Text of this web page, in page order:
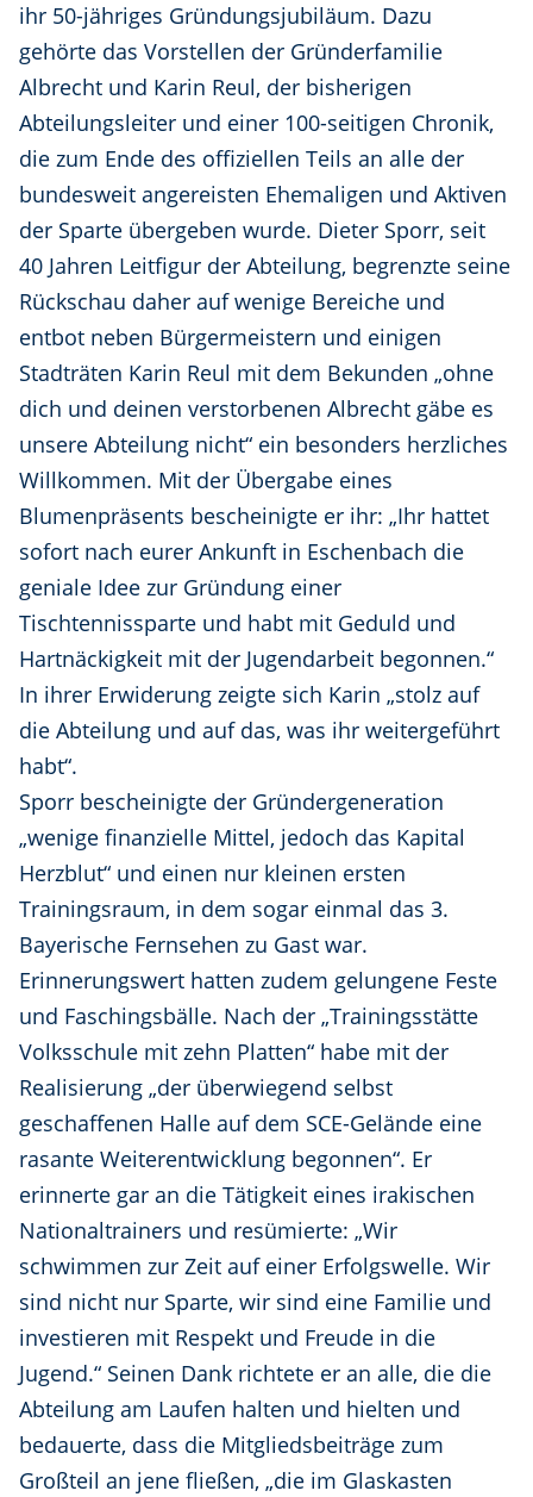
ihr 50-jähriges Gründungsjubiläum. Dazu
gehörte das Vorstellen der Gründerfamilie
Albrecht und Karin Reul, der bisherigen
Abteilungsleiter und einer 100-seitigen Chronik,
die zum Ende des offiziellen Teils an alle der
bundesweit angereisten Ehemaligen und Aktiven
der Sparte übergeben wurde. Dieter Sporr, seit
40 Jahren Leitfigur der Abteilung, begrenzte seine
Rückschau daher auf wenige Bereiche und
entbot neben Bürgermeistern und einigen
Stadträten Karin Reul mit dem Bekunden „ohne
dich und deinen verstorbenen Albrecht gäbe es
unsere Abteilung nicht“ ein besonders herzliches
Willkommen. Mit der Übergabe eines
Blumenpräsents bescheinigte er ihr: „Ihr hattet
sofort nach eurer Ankunft in Eschenbach die
geniale Idee zur Gründung einer
Tischtennissparte und habt mit Geduld und
Hartnäckigkeit mit der Jugendarbeit begonnen.“
In ihrer Erwiderung zeigte sich Karin „stolz auf
die Abteilung und auf das, was ihr weitergeführt
habt“.
Sporr bescheinigte der Gründergeneration
„wenige finanzielle Mittel, jedoch das Kapital
Herzblut“ und einen nur kleinen ersten
Trainingsraum, in dem sogar einmal das 3.
Bayerische Fernsehen zu Gast war.
Erinnerungswert hatten zudem gelungene Feste
und Faschingsbälle. Nach der „Trainingsstätte
Volksschule mit zehn Platten“ habe mit der
Realisierung „der überwiegend selbst
geschaffenen Halle auf dem SCE-Gelände eine
rasante Weiterentwicklung begonnen“. Er
erinnerte gar an die Tätigkeit eines irakischen
Nationaltrainers und resümierte: „Wir
schwimmen zur Zeit auf einer Erfolgswelle. Wir
sind nicht nur Sparte, wir sind eine Familie und
investieren mit Respekt und Freude in die
Jugend.“ Seinen Dank richtete er an alle, die die
Abteilung am Laufen halten und hielten und
bedauerte, dass die Mitgliedsbeiträge zum
Großteil an jene fließen, „die im Glaskasten